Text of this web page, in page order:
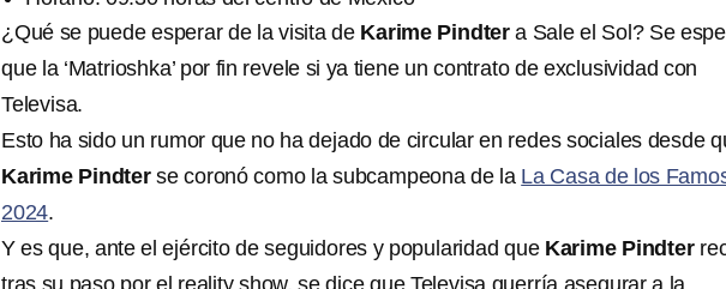
¿Qué se puede esperar de la visita de Karime Pindtera Sale el Sol? Se
que la ‘Matrioshka’ por fin revele si ya tiene un contrato de exclusividad con
Televisa.
Esto ha sido un rumor que no ha dejado de circular en redes sociales desde
Karime Pindterse coronó como la subcampeona de la La Casa de los
2024.
Y es que, ante el ejército de seguidores y popularidad que Karime Pindter